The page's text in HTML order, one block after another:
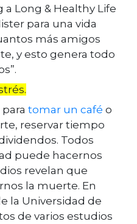
a Long & Healthy Life
para una vida
más amigos
y esto genera todo
tomar un café o
reservar tiempo
Todos
puede hacernos
revelan que
la muerte. En
la Universidad de
de varios estudios